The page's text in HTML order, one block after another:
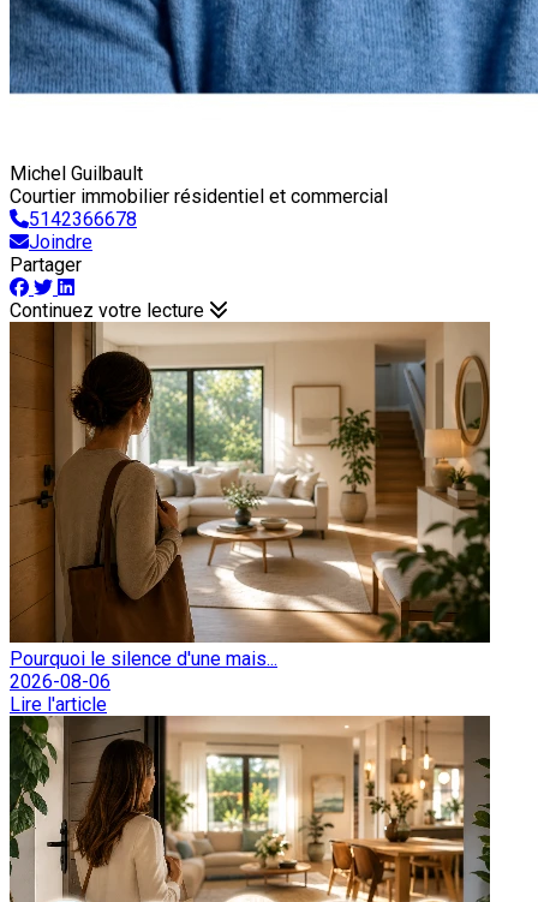
Michel Guilbault
Courtier immobilier résidentiel et commercial
5142366678
Joindre
Partager
Continuez votre lecture
Pourquoi le silence d'une mais...
2026-08-06
Lire l'article